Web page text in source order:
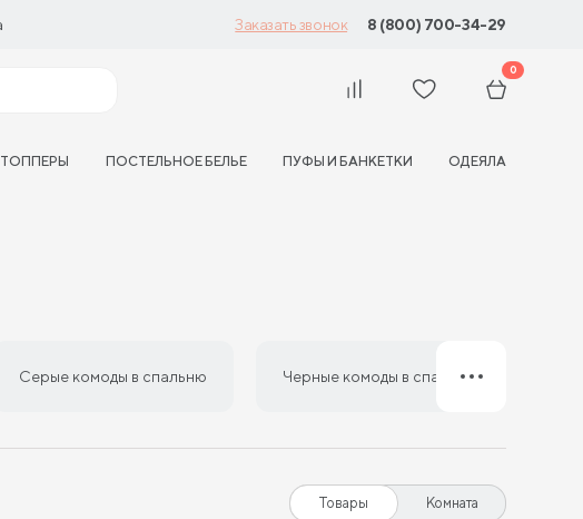
Заказать звонок 8 (800) 700-34-29
0
ТОППЕРЫ ПОСТЕЛЬНОЕ БЕЛЬЕ ПУФЫ И БАНКЕТКИ ОДЕЯЛА
Серые комоды в спальню Черные комоды в спальню
Товары Комната